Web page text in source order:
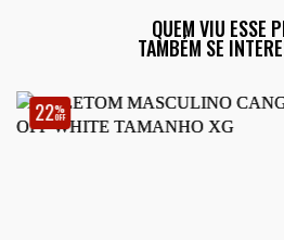
QUEM VIU ESSE
TAMBÉM SE
22%
OFF